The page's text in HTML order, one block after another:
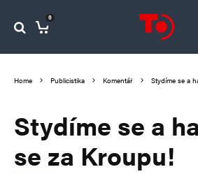
0
Home Publicistika Komentář Stydíme se a
Stydíme se a
se za Kroupu!